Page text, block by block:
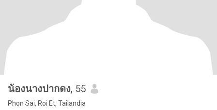
น้องนางปากดง, 55
Phon Sai, Roi Et, Tailandia